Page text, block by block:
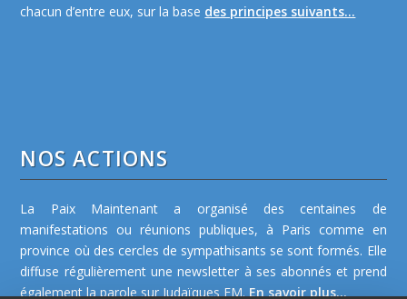
chacun d’entre eux, sur la base des principes suivants...
NOS ACTIONS
La Paix Maintenant a organisé des centaines de
manifestations ou réunions publiques, à Paris comme en
province où des cercles de sympathisants se sont formés. Elle
diffuse régulièrement une newsletter à ses abonnés et prend
également la parole sur Judaïques FM.En savoir plus...